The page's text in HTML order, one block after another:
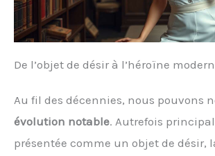
De l’objet de désir à l’héroïne
Au fil des décennies, nous pouvons
évolution notable. Autrefois
présentée comme un objet de désir,